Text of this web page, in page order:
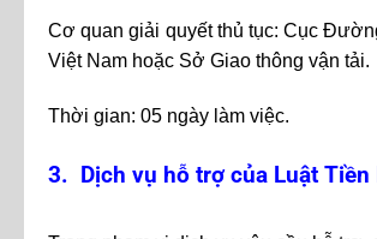
Cơ quan giải quyết thủ tục: Cục
Việt Nam hoặc Sở Giao thông vận tải.
Thời gian: 05 ngày làm việc.
3. Dịch vụ hỗ trợ của Luật Tiền